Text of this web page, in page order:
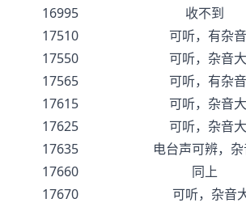
16995 收不到 勉
17510 可听，有杂音
17550 可听，杂音
17565 可听，有
17615 可听，杂音
17625 可听，杂音
17635 电台声可辨
17660 同
17670 可听，杂音